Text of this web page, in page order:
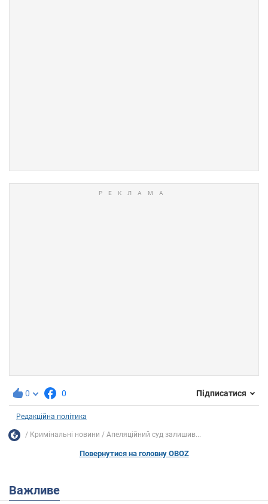
0 0 Підписатися
Редакційна політика
Кримінальні новини Апеляційний суд залишив...
Повернутися на головну OBOZ
Важливе